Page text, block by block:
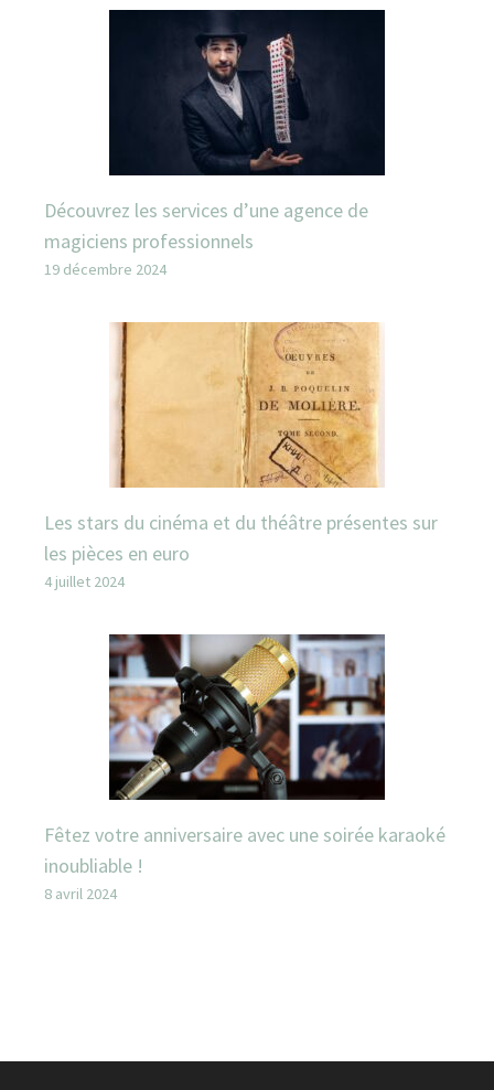
Découvrez les services d’une agence de
magiciens professionnels
19 décembre 2024
Les stars du cinéma et du théâtre présentes sur
les pièces en euro
4 juillet 2024
Fêtez votre anniversaire avec une soirée karaoké
inoubliable !
8 avril 2024